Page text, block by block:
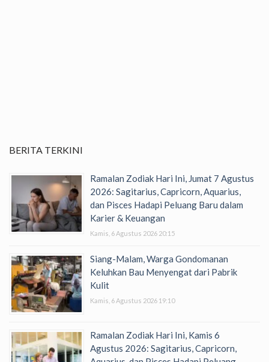
BERITA TERKINI
Ramalan Zodiak Hari Ini, Jumat 7 Agustus
2026: Sagitarius, Capricorn, Aquarius,
dan Pisces Hadapi Peluang Baru dalam
Karier & Keuangan
Kamis, 6 Agustus 2026 20:15
Siang-Malam, Warga Gondomanan
Keluhkan Bau Menyengat dari Pabrik
Kulit
Kamis, 6 Agustus 2026 19:10
Ramalan Zodiak Hari Ini, Kamis 6
Agustus 2026: Sagitarius, Capricorn,